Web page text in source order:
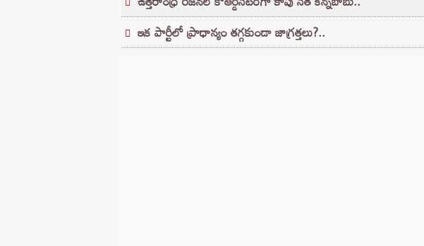
ఇక పార్టీలో ప్రాధాన్యం తగ్గకుండా జాగ్రత్తలు?..